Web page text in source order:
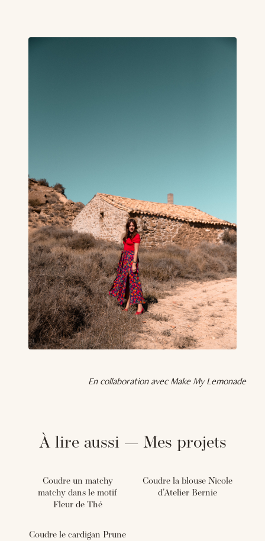
En collaboration avec Make My Lemonade
À lire aussi — Mes projets
Coudre un matchy
matchy dans le motif
Fleur de Thé
Coudre la blouse Nicole
d'Atelier Bernie
Coudre le cardigan Prune